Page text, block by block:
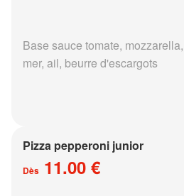
Base sauce tomate,
mer, ail, beurre d'escargots
Pizza pepperoni junior
Dès 11.00 €